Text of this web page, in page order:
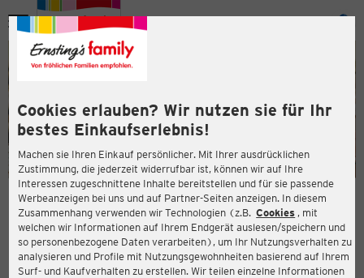
Cookies erlauben? Wir nutzen sie für Ihr
bestes Einkaufserlebnis!
Machen sie Ihren Einkauf persönlicher. Mit Ihrer ausdrücklichen
Zustimmung, die jederzeit widerrufbar ist, können wir auf Ihre
Interessen zugeschnittene Inhalte bereitstellen und für sie passende
Werbeanzeigen bei uns und auf Partner-Seiten anzeigen. In diesem
Zusammenhang verwenden wir Technologien (z.B. Cookies , mit
welchen wir Informationen auf Ihrem Endgerät auslesen/speichern und
so personenbezogene Daten verarbeiten), um Ihr Nutzungsverhalten zu
analysieren und Profile mit Nutzungsgewohnheiten basierend auf Ihrem
Surf- und Kaufverhalten zu erstellen. Wir teilen einzelne Informationen
Menü
ERNSTING'S FAMILY FILIALE
Mercedesstraße 12
71063 Sindelfingen